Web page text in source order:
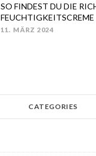
SO FINDEST DU DIE
FEUCHTIGKEITSCREME
POSTED
11. MÄRZ 2024
CATEGORIES